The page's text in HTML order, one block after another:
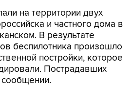
на территории двух
и частного дома в
В результате
беспилотника произошло
постройки, которое
Пострадавших
сообщении.